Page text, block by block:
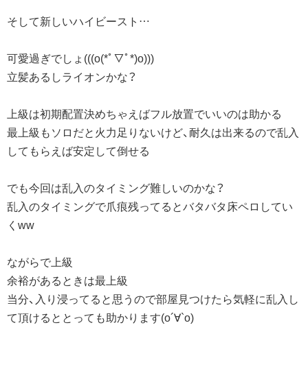
そして新しいハイビースト…
可愛過ぎでしょ(((o(*ﾟ▽ﾟ*)o)))
立髪あるしライオンかな？
上級は初期配置決めちゃえばフル放置でいいのは助かる
最上級もソロだと火力足りないけど、耐久は出来るので乱入
してもらえば安定して倒せる
でも今回は乱入のタイミング難しいのかな？
乱入のタイミングで爪痕残ってるとバタバタ床ペロしてい
くww
ながらで上級
余裕があるときは最上級
当分、入り浸ってると思うので部屋見つけたら気軽に乱入し
て頂けるととっても助かります(о´∀`о)